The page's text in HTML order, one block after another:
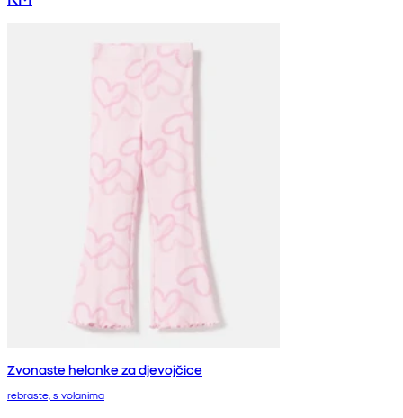
Zvonaste helanke za djevojčice
rebraste, s volanima